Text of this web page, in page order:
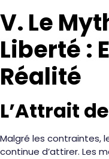
V. Le
Liberté :
Réalité
L’Attrait
Malgré les contraintes,
continue d’attirer. Les